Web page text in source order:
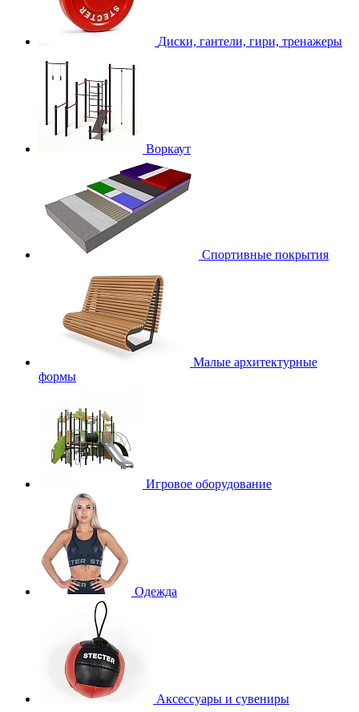
Диски, гантели, гири, тренажеры
Воркаут
Спортивные покрытия
Малые архитектурные
формы
Игровое оборудование
Одежда
Аксессуары и сувениры